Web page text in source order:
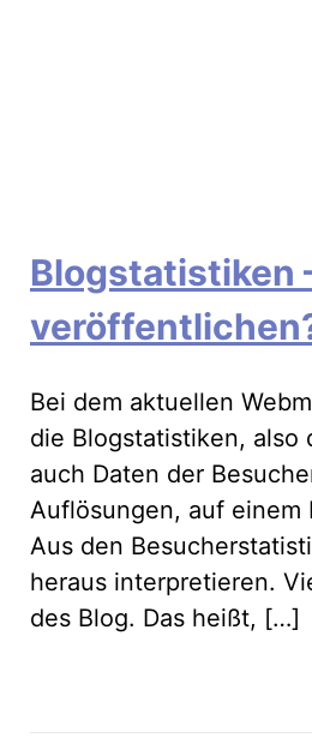
Blogstatistiken
Bei dem aktuellen
die Blogstatistiken, also
auch Daten der
Auflösungen, auf einem
Aus den
heraus interpretieren.
des Blog. Das heißt, […]